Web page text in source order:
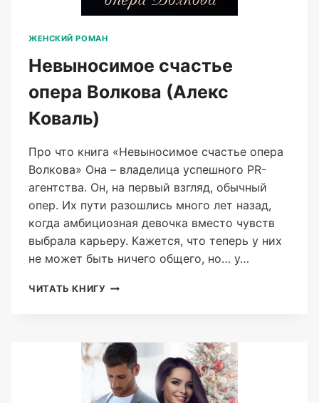
ЖЕНСКИЙ РОМАН
Невыносимое счастье
опера Волкова (Алекс
Коваль)
Про что книга «Невыносимое счастье опера
Волкова» Она – владелица успешного PR-
агентства. Он, на первый взгляд, обычный
опер. Их пути разошлись много лет назад,
когда амбициозная девочка вместо чувств
выбрала карьеру. Кажется, что теперь у них
не может быть ничего общего, но… у…
ЧИТАТЬ КНИГУ НЕВЫНОСИМОЕ
(АЛЕКС
КОВАЛЬ)